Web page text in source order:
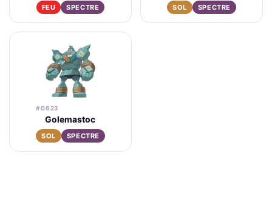
FEU SPECTRE SOL SPECTRE
#0623
Golemastoc
SOL SPECTRE